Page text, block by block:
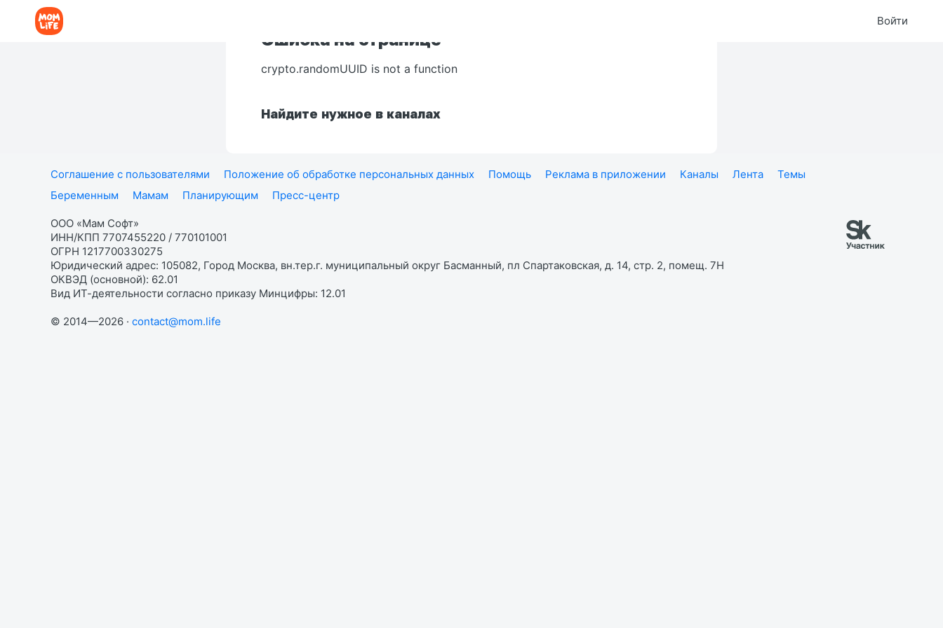
Войти
Ошибка на странице
crypto.randomUUID is not a function
Найдите нужное в каналах
Соглашение с пользователями Положение об обработке персональных данных Помощь Реклама в приложении Каналы Лента
Темы
Беременным
Мамам Планирующим Пресс-центр
ООО «Мам Софт»
ИНН/КПП 7707455220 / 770101001
ОГРН 1217700330275
Юридический адрес: 105082, Город Москва, вн.тер.г. муниципальный округ Басманный, пл Спартаковская, д. 14, стр. 2, помещ. 7Н
ОКВЭД (основной): 62.01
Вид ИТ-деятельности согласно приказу Минцифры: 12.01
© 2014—2026 · contact@mom.life